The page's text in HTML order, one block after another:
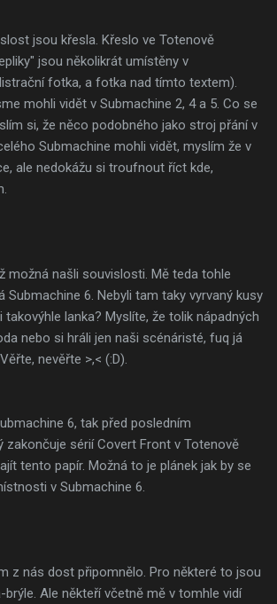
jsou křesla. Křeslo ve Totenově
jsou několikrát umístěny v
fotka, a fotka nad tímto textem).
mohli vidět v Submachine 2, 4 a 5. Co se
si, že něco podobného jako stroj přání v
Submachine mohli vidět, myslím že v
ale nedokážu si troufnout říct kde,
možná našli souvislosti. Mě teda tohle
Submachine 6. Nebyli tam taky vyrvaný kusy
takovýhle lanka? Myslíte, že tolik nápadných
nebo si hráli jen naši scénáristé, fuq já
nevěřte >,< (:D).
6, tak před posledním
zakončuje sérií Covert Front v Totenově
tento papír. Možná to je plánek jak by se
v Submachine 6.
z nás dost připomnělo. Pro některé to jsou
brýle. Ale někteří včetně mě v tomhle vidí